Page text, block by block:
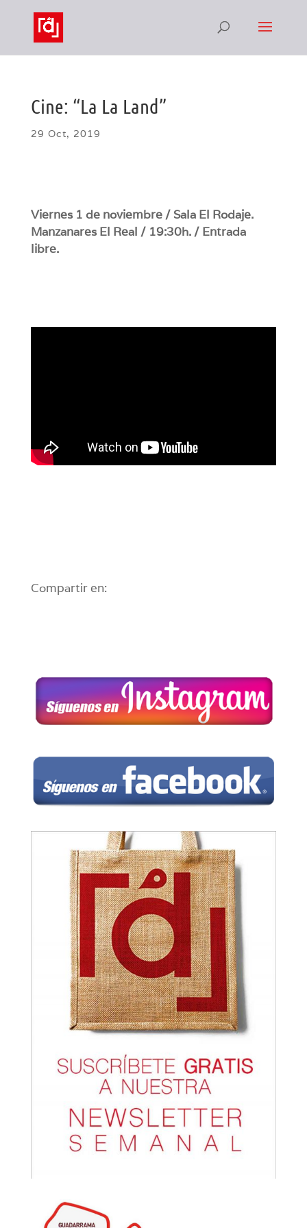
Cine: “La La Land”
29 Oct, 2019
Viernes 1 de noviembre / Sala El Rodaje.
Manzanares El Real / 19:30h. / Entrada
libre.
Compartir en: